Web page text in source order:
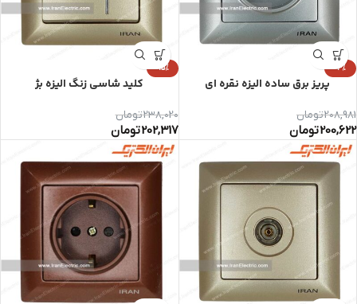
-4%
پریز برق ساده الیزه نقره ای
208,981تومان
200,622تومان
-15%
کلید شاسی زنگ الیزه بژ
238,020تومان
202,317تومان